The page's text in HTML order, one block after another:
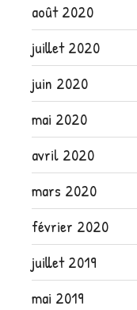
août 2020
juillet 2020
juin 2020
mai 2020
avril 2020
mars 2020
février 2020
juillet 2019
mai 2019